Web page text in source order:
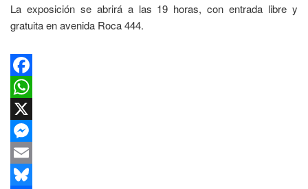
La exposición se abrirá a las 19 horas, con entrada libre y
gratuita en avenida Roca 444.
Facebook
WhatsApp
X
Messenger
Email